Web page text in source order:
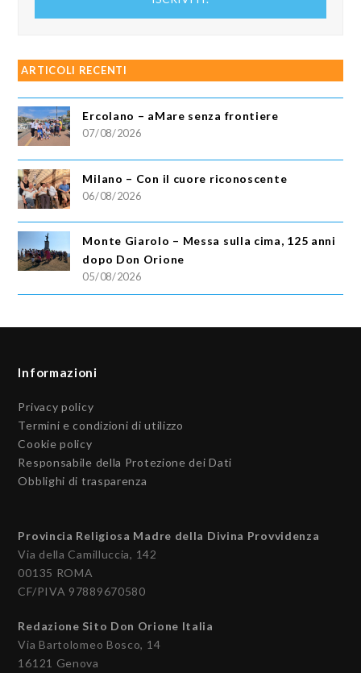
ARTICOLI RECENTI
Ercolano – aMare senza frontiere
07/08/2026
Milano – Con il cuore riconoscente
06/08/2026
Monte Giarolo – Messa sulla cima, 125 anni
dopo Don Orione
05/08/2026
Informazioni
Privacy policy
Termini e condizioni di utilizzo
Cookie policy
Responsabile della Protezione dei Dati
Obblighi di trasparenza
Provincia Religiosa Madre della Divina Provvidenza
Via della Camilluccia, 142
00135 ROMA
CF/PIVA 97889670580
Redazione Sito Don Orione Italia
Via Bartolomeo Bosco, 14
16121 Genova